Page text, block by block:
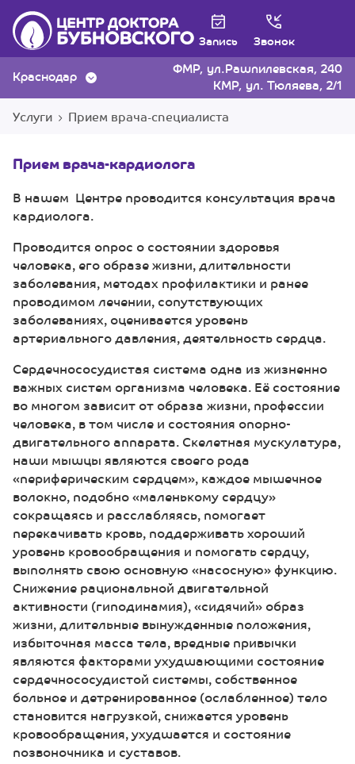
ФМР, ул.Рашпилевская, 240
КМР, ул. Тюляева, 2/1
Запись Звонок
Краснодар
Услуги
Прием врача-специалиста
Прием врача-кардиолога
В нашем Центре проводится консультация врача
кардиолога.
Проводится опрос о состоянии здоровья
человека, его образе жизни, длительности
заболевания, методах профилактики и ранее
проводимом лечении, сопутствующих
заболеваниях, оценивается уровень
артериального давления, деятельность сердца.
Сердечнососудистая система одна из жизненно
важных систем организма человека. Её состояние
во многом зависит от образа жизни, профессии
человека, в том числе и состояния опорно-
двигательного аппарата. Скелетная мускулатура,
наши мышцы являются своего рода
«периферическим сердцем», каждое мышечное
волокно, подобно «маленькому сердцу»
сокращаясь и расслабляясь, помогает
перекачивать кровь, поддерживать хороший
уровень кровообращения и помогать сердцу,
выполнять свою основную «насосную» функцию.
Снижение рациональной двигательной
активности (гиподинамия), «сидячий» образ
жизни, длительные вынужденные положения,
избыточная масса тела, вредные привычки
являются факторами ухудшающими состояние
сердечнососудистой системы, собственное
больное и детренированное (ослабленное) тело
становится нагрузкой, снижается уровень
кровообращения, ухудшается и состояние
позвоночника и суставов.